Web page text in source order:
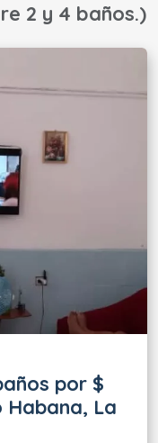
2 y 4 baños.)
por $
Habana, La